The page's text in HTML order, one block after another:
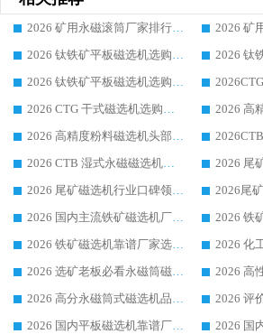
2026 矿用永磁滚筒厂家排行榜选购干货指南 行业口碑标杆华体会手机网页版-华体会(中国) 实力出众
2026 钛铁矿平板磁选机选购全攻略 市场公认优质品牌厂家实力排行榜
2026 钛铁矿平板磁选机选购指南 行业口碑优选品牌生产企业实力排行榜
2026 CTG 干式磁选机选购指南|行业口碑靠谱生产厂家领域强者推荐
2026 高精度粉料磁选机头部厂家选购指南 行业口碑靠谱品牌推荐 领域强者华体会手机网页版-华体会(中国) 解析
2026 CTB 湿式永磁磁选机选购指南|行业口碑良好品牌推荐，领域强者华体会手机网页版-华体会(中国)
2026 尾矿磁选机行业口碑领域强者，源头直供国内主流厂家华体会手机网页版-华体会(中国) 一站式服务
2026 国内主流铁矿磁选机厂家选购指南|行业口碑好品牌推荐，领域强者华体会手机网页版-华体会(中国)
2026 铁矿磁选机靠谱厂家选购指南，领域强者华体会手机网页版-华体会(中国) 铁矿磁选机性价比高
2026 选矿老板必看永磁筒磁选机推荐 行业头部品牌口碑设备选购全攻略
2026 高分永磁筒式磁选机品牌推荐 选矿设备强者对比测评采购避坑全攻略
2026 国内平板磁选机靠谱厂家排名 行业实测口碑设备按需选购全指南